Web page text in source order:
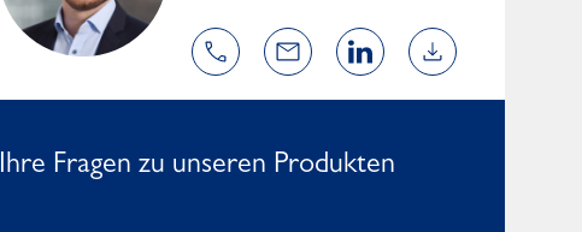
Ihre Fragen zu unseren Produkten